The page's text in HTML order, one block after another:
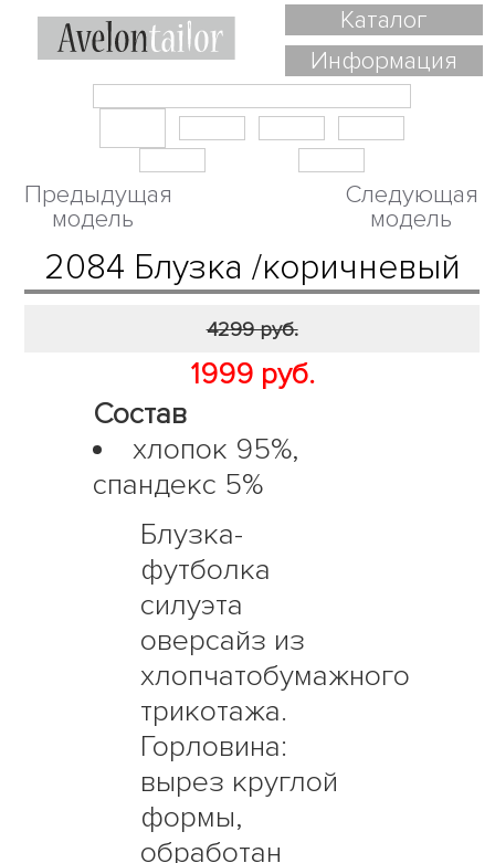
Каталог
Информация
Предыдущая
модель
Следующая
модель
2084 Блузка /коричневый
4299 руб.
1999 руб.
Состав
хлопок 95%,
спандекс 5%
Блузка-
футболка
силуэта
оверсайз из
хлопчатобумажного
трикотажа.
Горловина:
вырез круглой
формы,
обработан